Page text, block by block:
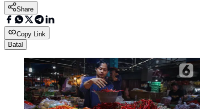
Share
Copy Link
Batal